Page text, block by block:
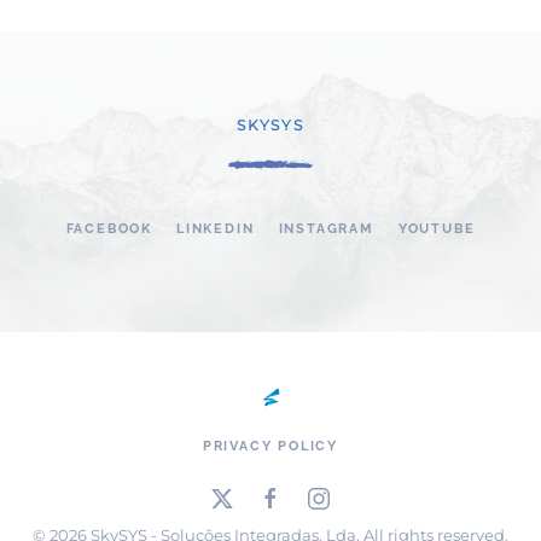
SKYSYS
FACEBOOK LINKEDIN INSTAGRAM YOUTUBE
PRIVACY POLICY
© 2026 SkySYS - Soluções Integradas, Lda. All rights reserved.